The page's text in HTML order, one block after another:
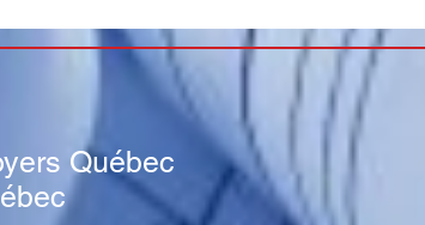
Québec